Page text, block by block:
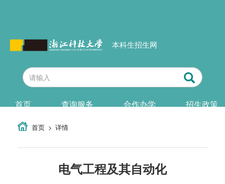
本科生招生网
首页 查询服务 合作办学 招生政策
首页 详情
电气工程及其自动化